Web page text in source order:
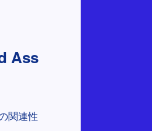
Ass
関連性